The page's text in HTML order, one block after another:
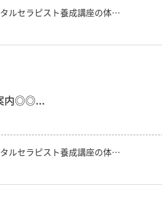
ルセラピスト養成講座の体…
内◎◎...
ルセラピスト養成講座の体…